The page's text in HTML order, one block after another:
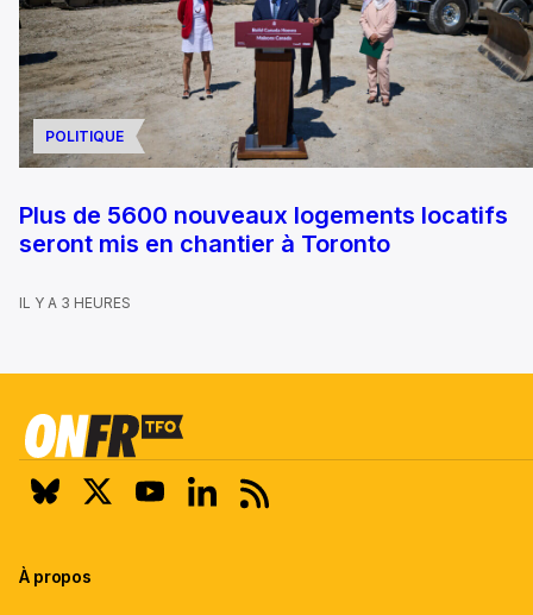
POLITIQUE
Plus de 5600 nouveaux logements locatifs
seront mis en chantier à Toronto
IL Y A 3 HEURES
À propos